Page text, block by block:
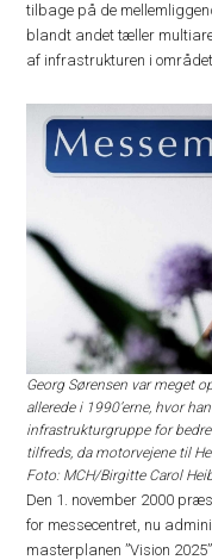
tilbage på de
blandt andet tæller
af infrastrukturen i
Georg Sørensen var meget
allerede i 1990’erne, hvor
infrastrukturgruppe for
tilfreds, da motorvejene til
Foto: MCH/Birgitte Carol
Den 1. november 2000
for messecentret, nu
masterplanen ”Vision